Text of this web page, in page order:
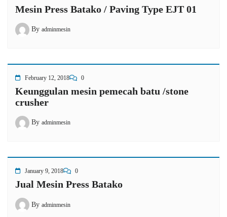
Mesin Press Batako / Paving Type EJT 01
By adminmesin
February 12, 2018 0
Keunggulan mesin pemecah batu /stone
crusher
By adminmesin
January 9, 2018 0
Jual Mesin Press Batako
By adminmesin